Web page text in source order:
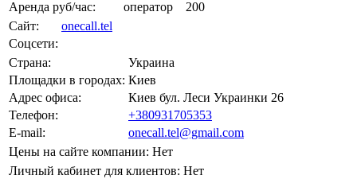
Аренда руб/час:
оператор
200
Сайт:
onecall.tel
Соцсети:
Страна:
Украина
Площадки в городах: Киев
Адрес офиса:
Киев бул. Леси Украинки 26
Телефон:
+380931705353
E-mail:
onecall.tel@gmail.com
Цены на сайте компании: Нет
Личный кабинет для клиентов: Нет